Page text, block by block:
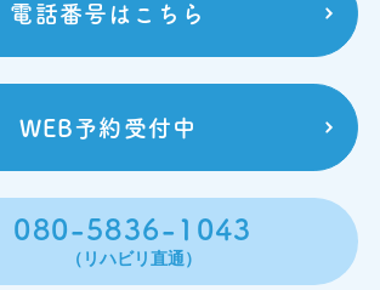
電話番号はこちら
WEB予約受付中
080-5836-1043
（リハビリ直通）